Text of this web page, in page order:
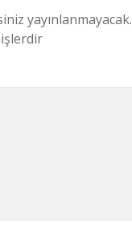
yayınlanmayacak.